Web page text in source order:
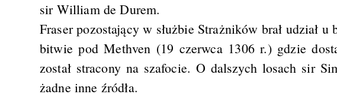
sir William de Durem.
Fraser pozostający w służbie Strażników brał udział
bitwie pod Methven (19 czerwca 1306 r.) gdzie
został stracony na szafocie. O dalszych losach sir
żadne inne źródła.